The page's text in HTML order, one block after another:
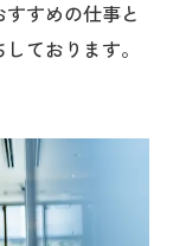
すめの仕事と
ております。